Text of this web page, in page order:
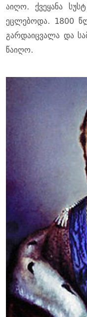
აიღო. ქვეყანა
ეცლებოდა. 1800
გარდაიცვალა და
წაიღო.